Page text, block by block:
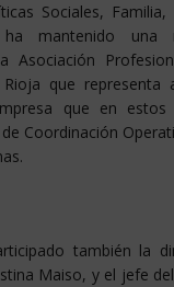
Sociales, Familia,
ha mantenido una
Asociación
Rioja que
que en estos
Coordinación
también la
Maiso, y el jefe del